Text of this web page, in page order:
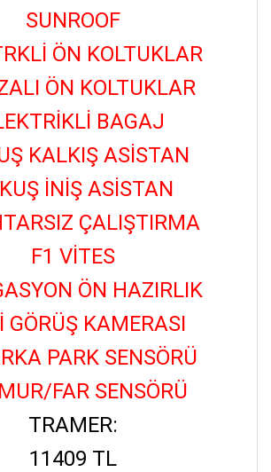
SUNROOF
ÖN KOLTUKLAR
ÖN KOLTUKLAR
BAGAJ
KALKIŞ ASİSTAN
İNİŞ ASİSTAN
ÇALIŞTIRMA
F1 VİTES
ÖN HAZIRLIK
GÖRÜŞ KAMERASI
PARK SENSÖRÜ
FAR SENSÖRÜ
TRAMER:
11409 TL